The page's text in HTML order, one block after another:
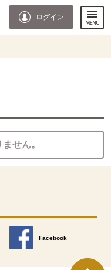
ログイン
せん。
Facebook
別のウィンドウで開きます